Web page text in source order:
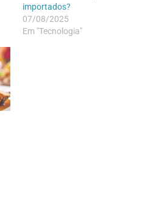
importados?
07/08/2025
Em "Tecnologia"